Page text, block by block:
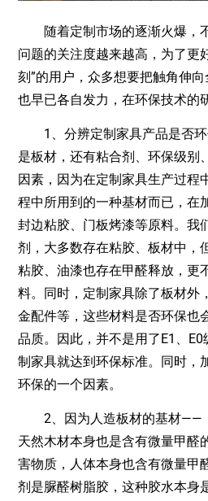
随着定制市场的逐渐火爆，
问题的关注度越来越高，为了更
刻”的用户，众多想要把触角伸
也早已各自发力，在环保技术的
1、分辨定制家具产品是否环
是板材，还有粘合剂、环保级别
因素，因为在定制家具生产过程
程中所用到的一种基材而已，在
封边粘胶、门板烤漆等原料。我
剂，大多数存在粘胶、板材中，
粘胶、油漆也存在甲醛释放，更
料。同时，定制家具除了板材外
金配件等，这些材料是否环保也
品质。因此，并不是用了E1、
制家具就达到环保标准。同时，
环保的一个因素。
2、因为人造板材的基材——
天然木材本身也是含有微量甲醛
害物质，人体本身也含有微量甲
剂是脲醛树脂胶，这种胶水本身